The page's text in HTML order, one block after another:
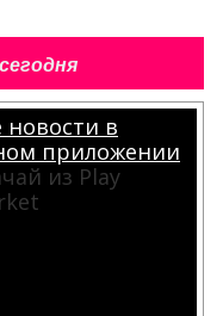
новости в
приложении
из Play